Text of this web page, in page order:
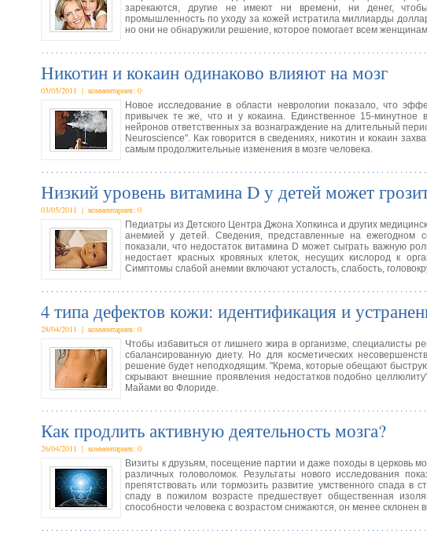
зарекаются, другие не имеют ни времени, ни денег,
промышленность по уходу за кожей истратила миллиарды
но они не обнаружили решение, которое помогает всем
Никотин и кокаин одинаково влияют на мозг
05/05/2011 | комментариев: 0
Новое исследование в области неврологии показало, что
привычек те же, что и у кокаина. Единственное 15-минутное
нейронов ответственных за вознаграждение на длительный
Neuroscience". Как говорится в сведениях, никотин и кокаин
самым продолжительные изменения в мозге человека.
Низкий уровень витамина D у детей может
03/05/2011 | комментариев: 0
Педиатры из Детского Центра Джона Хопкинса и других
анемией у детей. Сведения, представленные на ежегодном
показали, что недостаток витамина D может сыграть важную
недостает красных кровяных клеток, несущих кислород к
Симптомы слабой анемии включают усталость, слабость,
4 типа дефектов кожи: идентификация и
28/04/2011 | комментариев: 0
Чтобы избавиться от лишнего жира в организме, специалисты
сбалансированную диету. Но для косметических
решение будет неподходящим. "Крема, которые обещают быструю
скрывают внешние проявления недостатков подобно
Майами во Флориде.
Как продлить активную деятельность мозга?
26/04/2011 | комментариев: 0
Визиты к друзьям, посещение партии и даже походы в церковь
различных головоломок. Результаты нового исследования
препятствовать или тормозить развитие умственного спада в
спаду в пожилом возрасте предшествует общественная
способности человека с возрастом снижаются, он менее склонен